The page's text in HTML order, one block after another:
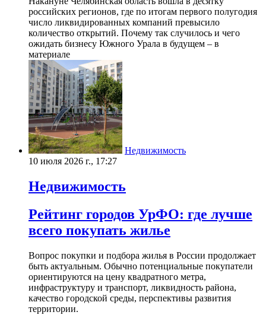
российских регионов, где по итогам первого полугодия
число ликвидированных компаний превысило
количество открытий. Почему так случилось и чего
ожидать бизнесу Южного Урала в будущем – в
материале
Недвижимость
10 июля 2026 г., 17:27
Недвижимость
Рейтинг городов УрФО: где лучше
всего покупать жилье
Вопрос покупки и подбора жилья в России продолжает
быть актуальным. Обычно потенциальные покупатели
ориентируются на цену квадратного метра,
инфраструктуру и транспорт, ликвидность района,
качество городской среды, перспективы развития
территории.